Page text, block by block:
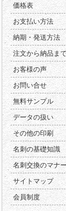
価格表
お支払い方法
納期・発送方法
注文から納品ま
お客様の声
お問い合せ
無料サンプル
データの扱い
その他の印刷
名刺の基礎知識
名刺交換のマナー
サイトマップ
会員制度